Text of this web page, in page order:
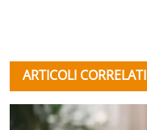
ARTICOLI CORRELATI